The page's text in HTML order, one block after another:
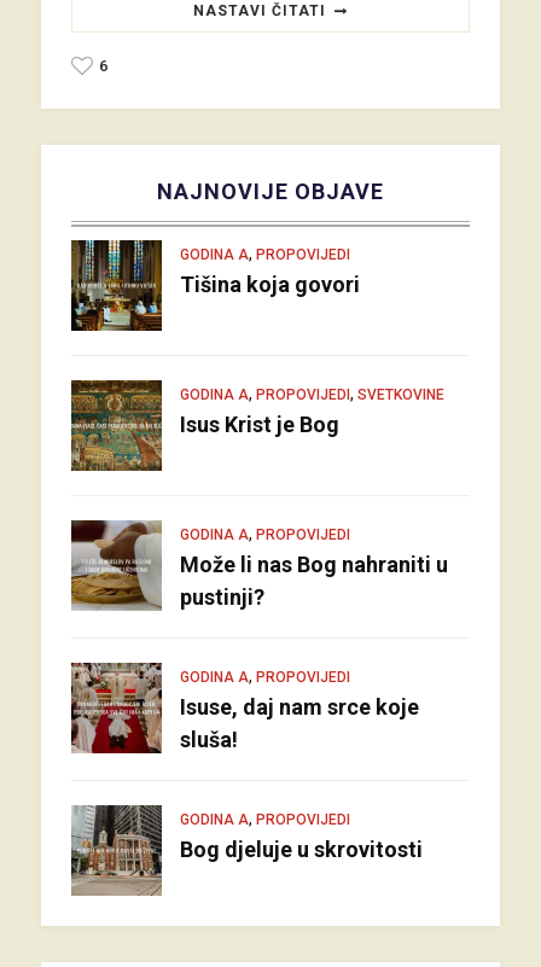
NASTAVI ČITATI
6
NAJNOVIJE OBJAVE
GODINA A, PROPOVIJEDI
Tišina koja govori
GODINA A, PROPOVIJEDI, SVETKOVINE
Isus Krist je Bog
GODINA A, PROPOVIJEDI
Može li nas Bog nahraniti u
pustinji?
GODINA A, PROPOVIJEDI
Isuse, daj nam srce koje
sluša!
GODINA A, PROPOVIJEDI
Bog djeluje u skrovitosti